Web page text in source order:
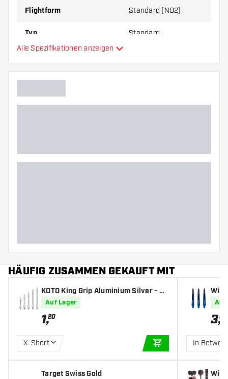
Flightform Standard (NO2)
Typ Standard
Hauptfarbe
Alle Spezifikationen anzeigen
HÄUFIG ZUSAMMEN GEKAUFT MIT
KOTO King Grip Aluminium Silver - Da
rt Shafts
Auf Lager
1,20
X-Short
IN DEN
Target Swiss Gold
Auf
3,50
In